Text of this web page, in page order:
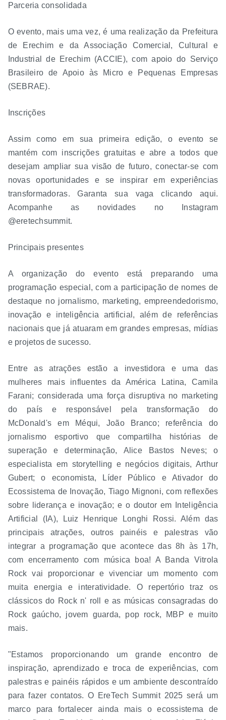
Parceria consolidada
O evento, mais uma vez, é uma realização da Prefeitura
de Erechim e da Associação Comercial, Cultural e
Industrial de Erechim (ACCIE), com apoio do Serviço
Brasileiro de Apoio às Micro e Pequenas Empresas
(SEBRAE).
Inscrições
Assim como em sua primeira edição, o evento se
mantém com inscrições gratuitas e abre a todos que
desejam ampliar sua visão de futuro, conectar-se com
novas oportunidades e se inspirar em experiências
transformadoras. Garanta sua vaga clicando aqui.
Acompanhe as novidades no Instagram
@eretechsummit.
Principais presentes
A organização do evento está preparando uma
programação especial, com a participação de nomes de
destaque no jornalismo, marketing, empreendedorismo,
inovação e inteligência artificial, além de referências
nacionais que já atuaram em grandes empresas, mídias
e projetos de sucesso.
Entre as atrações estão a investidora e uma das
mulheres mais influentes da América Latina, Camila
Farani; considerada uma força disruptiva no marketing
do país e responsável pela transformação do
McDonald's em Méqui, João Branco; referência do
jornalismo esportivo que compartilha histórias de
superação e determinação, Alice Bastos Neves; o
especialista em storytelling e negócios digitais, Arthur
Gubert; o economista, Líder Público e Ativador do
Ecossistema de Inovação, Tiago Mignoni, com reflexões
sobre liderança e inovação; e o doutor em Inteligência
Artificial (IA), Luiz Henrique Longhi Rossi. Além das
principais atrações, outros painéis e palestras vão
integrar a programação que acontece das 8h às 17h,
com encerramento com música boa! A Banda Vitrola
Rock vai proporcionar e vivenciar um momento com
muita energia e interatividade. O repertório traz os
clássicos do Rock n' roll e as músicas consagradas do
Rock gaúcho, jovem guarda, pop rock, MBP e muito
mais.
"Estamos proporcionando um grande encontro de
inspiração, aprendizado e troca de experiências, com
palestras e painéis rápidos e um ambiente descontraído
para fazer contatos. O EreTech Summit 2025 será um
marco para fortalecer ainda mais o ecossistema de